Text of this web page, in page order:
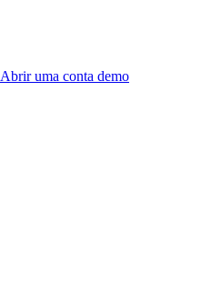
Abrir uma conta demo